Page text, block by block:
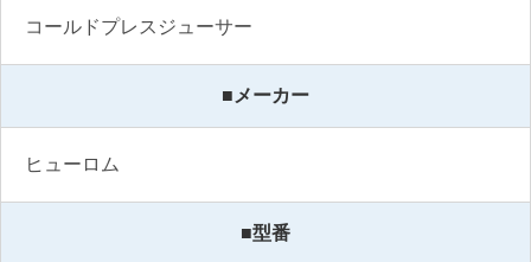
コールドプレスジューサー
■メーカー
ヒューロム
■型番